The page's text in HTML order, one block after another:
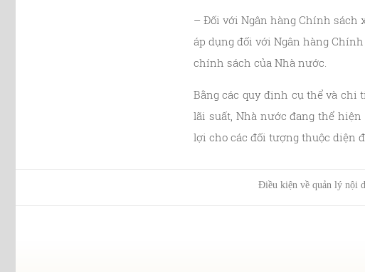
– Đối với Ngân hàng Chính sách
áp dụng đối với Ngân hàng
chính sách của Nhà nước.
Bằng các quy định cụ thể và chi
lãi suất, Nhà nước đang thể
lợi cho các đối tượng thuộc diện
Điều kiện về quản lý nội